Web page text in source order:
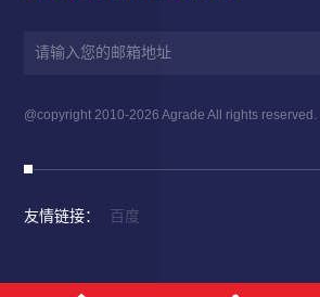
@copyright 2010-2026 Agrade All rights reserved.
友情链接： 百度